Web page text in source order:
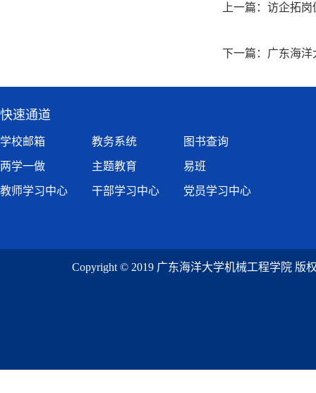
上一篇： 访企拓
下一篇： 广东海洋
快速通道
学校邮箱 教务系统 图书查询
两学一做 主题教育 易班
教师学习中心 干部学习中心 党员学习中心
Copyright © 2019 广东海洋大学机械工程